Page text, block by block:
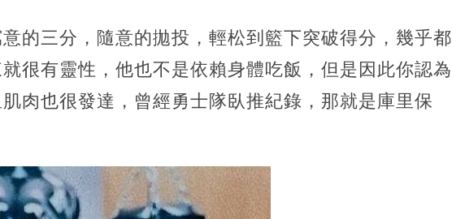
的三分，隨意的拋投，輕松到籃下突破得分，幾乎都
很有靈性，他也不是依賴身體吃飯，但是因此你認為
肉也很發達，曾經勇士隊臥推紀錄，那就是庫里保